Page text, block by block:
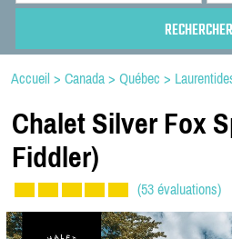
Accueil > Canada > Québec >
Chalet Silver Fox
Fiddler)
(53 évaluations)